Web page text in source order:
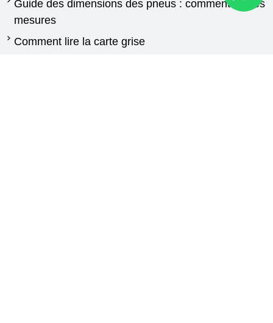
Guide des dimensions des pneus : comment lire les
mesures
Comment lire la carte grise